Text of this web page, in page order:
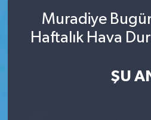
Muradiye
Haftalık Hava
ŞU
Sağlık
Süper Lig Puan Durumu
Son Dakika Haberleri